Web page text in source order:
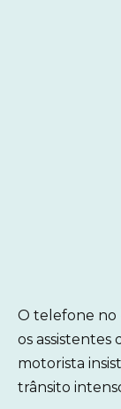
O telefone no
os assistentes
motorista
trânsito